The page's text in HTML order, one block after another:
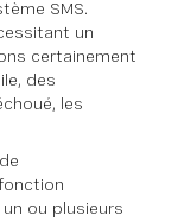
SMS.
un
certainement
des
les
ou plusieurs